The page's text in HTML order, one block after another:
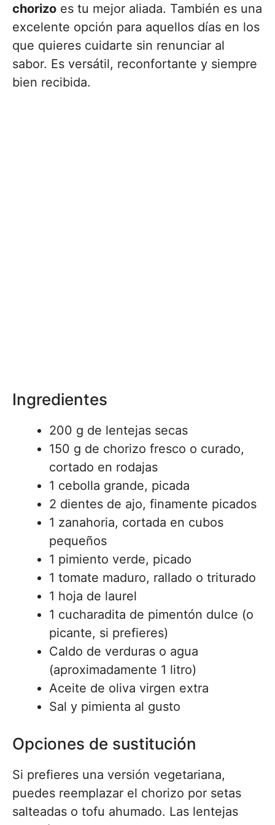
chorizo es tu mejor aliada. También es una
excelente opción para aquellos días en los
que quieres cuidarte sin renunciar al
sabor. Es versátil, reconfortante y siempre
bien recibida.
Ingredientes
200 g de lentejas secas
150 g de chorizo fresco o curado,
cortado en rodajas
1 cebolla grande, picada
2 dientes de ajo, finamente picados
1 zanahoria, cortada en cubos
pequeños
1 pimiento verde, picado
1 tomate maduro, rallado o triturado
1 hoja de laurel
1 cucharadita de pimentón dulce (o
picante, si prefieres)
Caldo de verduras o agua
(aproximadamente 1 litro)
Aceite de oliva virgen extra
Sal y pimienta al gusto
Opciones de sustitución
Si prefieres una versión vegetariana,
puedes reemplazar el chorizo por setas
salteadas o tofu ahumado. Las lentejas